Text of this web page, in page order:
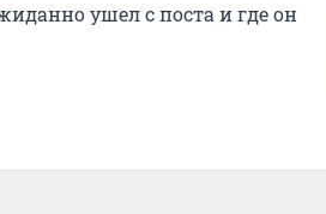
ушел с поста и где он